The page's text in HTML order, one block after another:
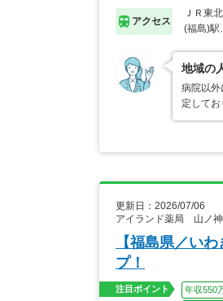
アクセス
ＪＲ東
(福島)
地域の
病院以外
定して
更新日：2026/07/06
アイランド薬局 山ノ
【福島県／い
プ！
注目ポイント 年収550